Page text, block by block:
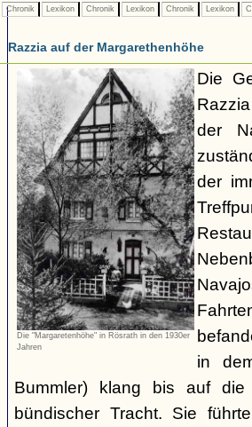
Chronik Lexikon Chronik Lexikon Chronik Lexikon
Razzia auf der Margarethenhöhe
Die "Margaretenhöhe" in Rösrath in den 1930er
Jahren
Die
der
der
in
Bummler) klang bis auf die
bündischer Tracht. Sie